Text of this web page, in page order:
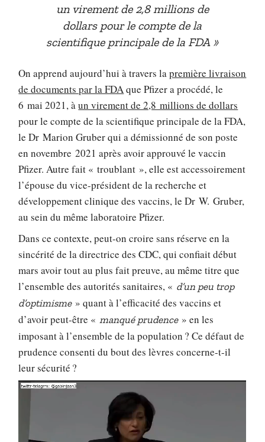
un virement de 2,8 millions de
dollars pour le compte de la
scientifique principale de la FDA
On apprend aujourd’hui à travers lapremière livraison
de documents par la FDAque Pfizer a procédé, le
6 mai 2021, àun virement de 2,8 millions de dollars
pour le compte de la scientifique principale de la FDA,
le Dr Marion Gruber qui a démissionné de son poste
en novembre 2021 après avoir approuvé le vaccin
Pfizer. Autre fait « troublant », elle est accessoirement
l’épouse du vice-président de la recherche et
développement clinique des vaccins, le Dr W. Gruber,
au sein du même laboratoire Pfizer.
Dans ce contexte, peut-on croire sans réserve en la
sincérité de la directrice des CDC, qui confiait début
mars avoir tout au plus fait preuve, au même titre que
l’ensemble des autorités sanitaires, « d’un peu trop
d’optimisme» quant à l’efficacité des vaccins et
d’avoir peut-être «manqué prudence» en les
imposant à l’ensemble de la population ? Ce défaut de
prudence consenti du bout des lèvres concerne-t-il
leur sécurité ?